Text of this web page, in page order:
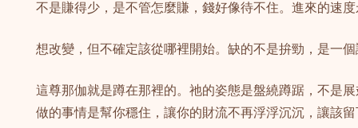
不是賺得少，是不管怎麼賺，錢好像待不住。進來的速
想改變，但不確定該從哪裡開始。缺的不是拚勁，是一
這尊那伽就是蹲在那裡的。祂的姿態是盤繞蹲踞，不是
做的事情是幫你穩住，讓你的財流不再浮浮沉沉，讓該